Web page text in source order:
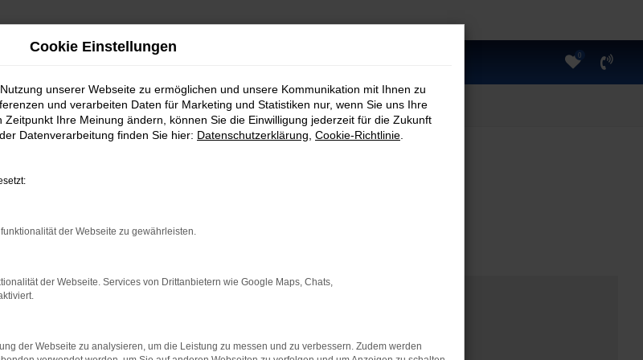
0
Fahrzeugmarkt
Cookie Einstellungen
unserer Webseite zu ermöglichen und unsere Kommunikation mit Ihnen zu
und verarbeiten Daten für Marketing und Statistiken nur, wenn Sie uns Ihre
Ihre Meinung ändern, können Sie die Einwilligung jederzeit für die Zukunft
Datenverarbeitung finden Sie hier: Datenschutzerklärung Cookie-Richtlinie
der Webseite zu gewährleisten.
der Webseite. Services von Drittanbietern wie Google Maps, Chats,
der Webseite zu analysieren, um die Leistung zu messen und zu verbessern. Zudem werden